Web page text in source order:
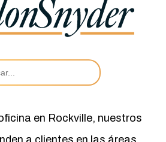
en Rockville, nuestros
a clientes en las áreas